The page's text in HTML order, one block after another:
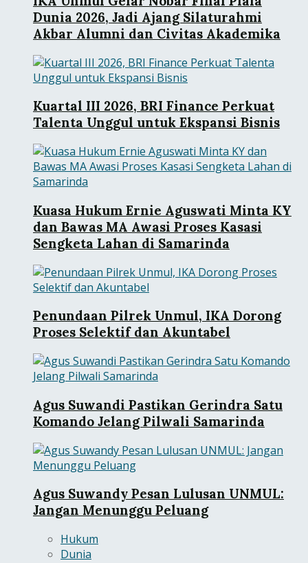
Dunia 2026, Jadi Ajang Silaturahmi
Akbar Alumni dan Civitas Akademika
Kuartal III 2026, BRI Finance Perkuat
Talenta Unggul untuk Ekspansi Bisnis
Kuasa Hukum Ernie Aguswati Minta KY
dan Bawas MA Awasi Proses Kasasi
Sengketa Lahan di Samarinda
Penundaan Pilrek Unmul, IKA Dorong
Proses Selektif dan Akuntabel
Agus Suwandi Pastikan Gerindra Satu
Komando Jelang Pilwali Samarinda
Agus Suwandy Pesan Lulusan UNMUL:
Jangan Menunggu Peluang
Hukum
Dunia